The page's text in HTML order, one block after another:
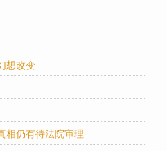
想改变
相仍有待法院审理